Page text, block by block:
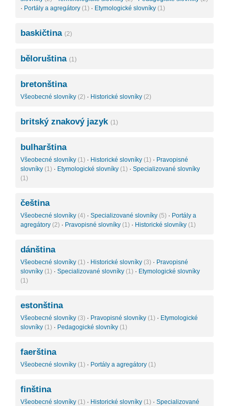
· Portály a agregátory (1) · Etymologické slovníky (1)
baskičtina (2)
běloruština (1)
bretonština
Všeobecné slovníky (2) · Historické slovníky (2)
britský znakový jazyk (1)
bulharština
Všeobecné slovníky (1) · Historické slovníky (1) · Pravopisné
slovníky (1) · Etymologické slovníky (1) · Specializované slovníky
(1)
čeština
Všeobecné slovníky (4) · Specializované slovníky (5) · Portály a
agregátory (2) · Pravopisné slovníky (1) · Historické slovníky (1)
dánština
Všeobecné slovníky (1) · Historické slovníky (3) · Pravopisné
slovníky (1) · Specializované slovníky (1) · Etymologické slovníky
(1)
estonština
Všeobecné slovníky (3) · Pravopisné slovníky (1) · Etymologické
slovníky (1) · Pedagogické slovníky (1)
faerština
Všeobecné slovníky (1) · Portály a agregátory (1)
finština
Všeobecné slovníky (1) · Historické slovníky (1) · Specializované